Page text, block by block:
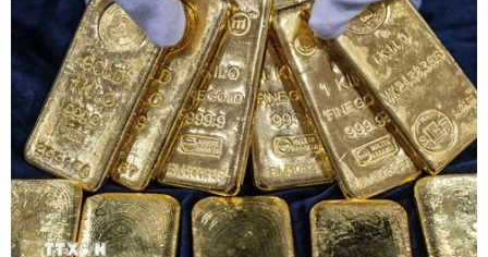
Dịch COVID-19 ở Đông Nam Á: Số ca bệnh